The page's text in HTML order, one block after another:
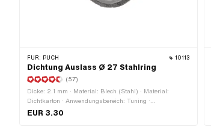
FÜR: PUCH 10113
Dichtung Auslass Ø 27 Stahlring
(57)
Dicke: 2.1 mm · Material: Blech (Stahl) · Material:
Dichtkarton · Anwendungsbereich: Tuning ·
Verwendungsort: Auslass · Verstärkt: Ja · Ø Auslass
EUR 3.30